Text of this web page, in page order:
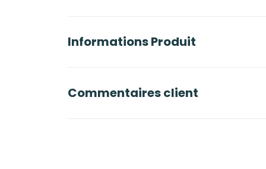
Informations Produit
Commentaires client